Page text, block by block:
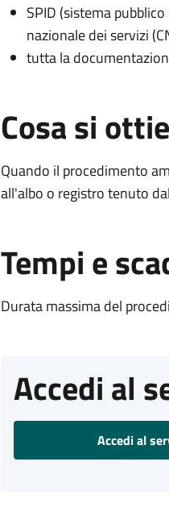
SPID (sistema
nazionale dei servizi
tutta la
Cosa si
Quando il procedimento
all'albo o registro tenuto
Tempi e
Durata massima del
Accedi al
Accedi al